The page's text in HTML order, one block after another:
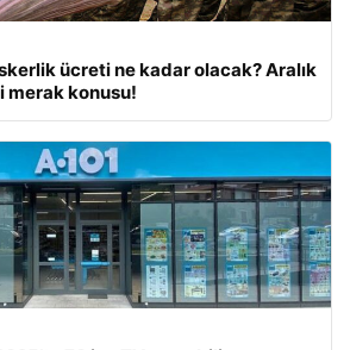
ücreti ne kadar olacak? Aralık
merak konusu!